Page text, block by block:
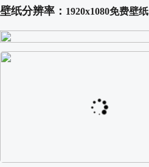
壁纸分辨率： 1920x1080免费壁纸